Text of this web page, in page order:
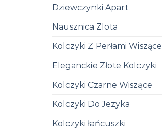
Dziewczynki Apart
Nausznica Zlota
Kolczyki Z Perłami Wiszące
Eleganckie Złote Kolczyki
Kolczyki Czarne Wiszące
Kolczyki Do Jezyka
Kolczyki łańcuszki